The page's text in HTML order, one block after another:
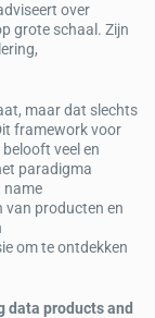
over
grote schaal. Zijn
maar dat slechts
framework voor
veel en
paradigma
name
van producten en
om te ontdekken
data products and